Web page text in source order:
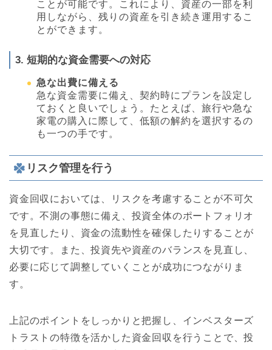
ことが可能です。これにより、資産の一部を利
用しながら、残りの資産を引き続き運用するこ
とができます。
3. 短期的な資金需要への対応
急な出費に備える
急な資金需要に備え、契約時にプランを設定し
ておくと良いでしょう。たとえば、旅行や急な
家電の購入に際して、低額の解約を選択するの
も一つの手です。
リスク管理を行う
資金回収においては、リスクを考慮することが不可欠
です。不測の事態に備え、投資全体のポートフォリオ
を見直したり、資金の流動性を確保したりすることが
大切です。また、投資先や資産のバランスを見直し、
必要に応じて調整していくことが成功につながりま
す。
上記のポイントをしっかりと把握し、インベスターズ
トラストの特徴を活かした資金回収を行うことで、投